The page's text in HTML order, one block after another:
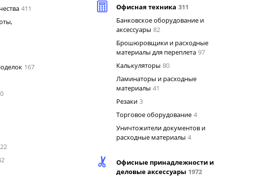
411
167
Офисная техника 311
Банковское оборудование и
аксессуары 82
Брошюровщики и расходные
материалы для переплета 97
Калькуляторы 80
Ламинаторы и расходные
материалы 41
Резаки 3
Торговое оборудование 4
Уничтожители документов и
расходные материалы 4
Офисные принадлежности и
деловые аксессуары 1972